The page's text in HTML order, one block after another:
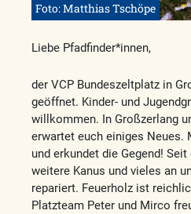
Foto: Matthias Tschöpe
Liebe Pfadfinder*innen,
der VCP Bundeszeltplatz in
geöffnet. Kinder- und
willkommen. In Großzerlang
erwartet euch einiges Neues.
und erkundet die Gegend!
weitere Kanus und vieles an
repariert. Feuerholz ist
Platzteam Peter und Mirco